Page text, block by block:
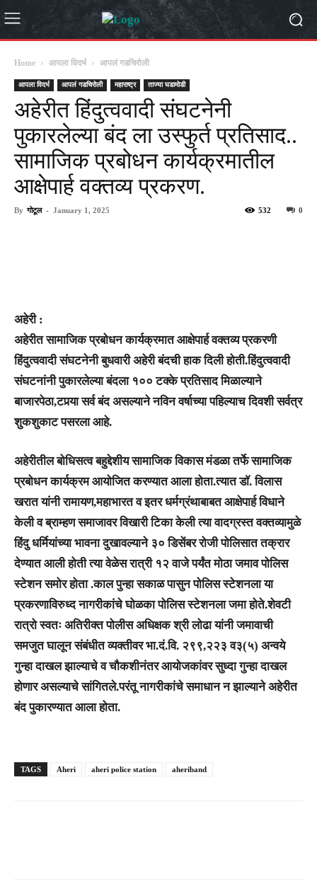
Home आपला विदर्भ आपलं गडचिरोली
आपला विदर्भ आपलं गडचिरोली महाराष्ट्र ताज्या घडामोडी
अहेरीत हिंदुत्ववादी संघटनेनी
पुकारलेल्या बंद ला उस्फुर्त प्रतिसाद..
सामाजिक प्रबोधन कार्यक्रमातील
आक्षेपार्ह वक्तव्य प्रकरण.
By गोटूल - January 1, 2025 0
532
अहेरी :
अहेरीत सामाजिक प्रबोधन कार्यक्रमात आक्षेपार्ह वक्तव्य प्रकरणी
हिंदुत्ववादी संघटनेनी बुधवारी अहेरी बंदची हाक दिली होती.हिंदुत्ववादी
संघटनांनी पुकारलेल्या बंदला १०० टक्के प्रतिसाद मिळाल्याने
बाजारपेठा,टपर्‍या सर्व बंद असल्याने नविन वर्षाच्या पहिल्याच दिवशी सर्वत्र
शुकशुकाट पसरला आहे.
अहेरीतील बोधिसत्व बहुद्देशीय सामाजिक विकास मंडळा तर्फे सामाजिक
प्रबोधन कार्यक्रम आयोजित करण्यात आला होता.त्यात डाॅ. विलास
खरात यांनी रामायण,महाभारत व इतर धर्मग्रंथाबाबत आक्षेपार्ह विधाने
केली व ब्राम्हण समाजावर विखारी टिका केली त्या वादग्रस्त वक्तव्यामुळे
हिंदु धर्मियांच्या भावना दुखावल्याने ३० डिसेंबर रोजी पोलिसात तक्रार
देण्यात आली होती त्या वेळेस रात्री १२ वाजे पर्यंत मोठा जमाव पोलिस
स्टेशन समोर होता .काल पुन्हा सकाळ पासुन पोलिस स्टेशनला या
प्रकरणाविरुध्द नागरीकांचे घोळका पोलिस स्टेशनला जमा होते.शेवटी
रात्रो स्वतः अतिरीक्त पोलीस अधिक्षक श्री लोढा यांनी जमावाची
समजुत घालून संबंधीत व्यक्तीवर भा.दं.वि. २९९,२२३ व३(५) अन्वये
गुन्हा दाखल झाल्याचे व चौकशीनंतर आयोजकांवर सुध्दा गुन्हा दाखल
होणार असल्याचे सांगितले.परंतू नागरीकांचे समाधान न झाल्याने अहेरीत
बंद पुकारण्यात आला होता.
TAGS Aheri aheri police station aheriband